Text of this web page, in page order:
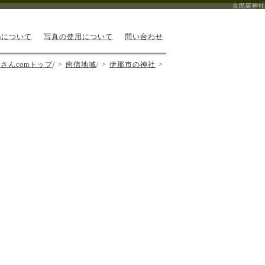
金毘羅神社
ついて 写真の使用について 問い合わせ
んcomトップ/ 南信地域/ 伊那市の神社